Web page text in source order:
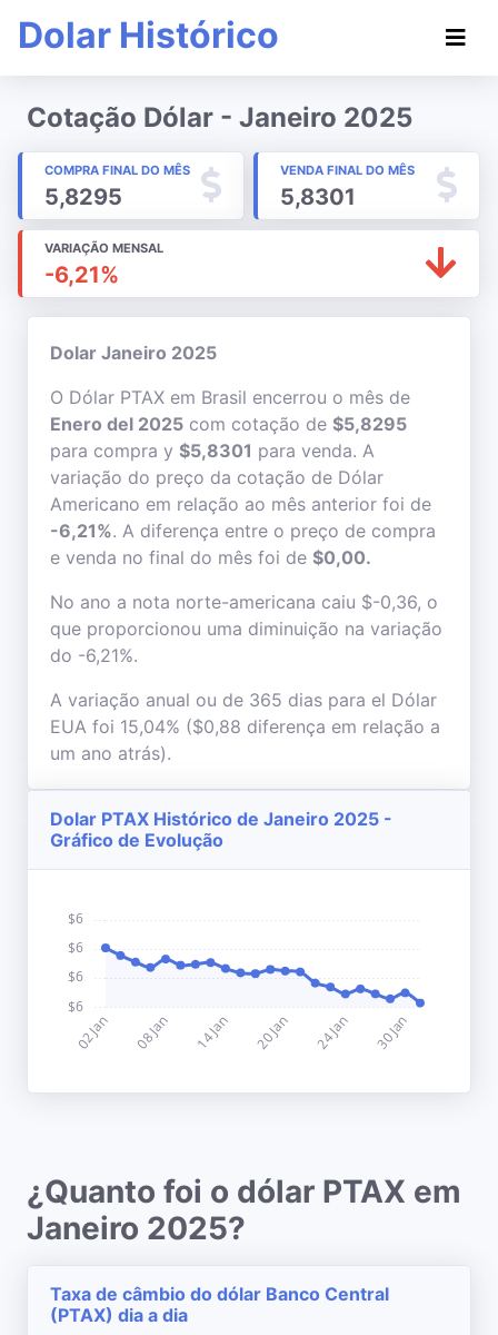
Dolar Histórico
Cotação Dólar - Janeiro 2025
COMPRA FINAL DO MÊS
5,8295
VENDA FINAL DO MÊS
5,8301
VARIAÇÃO MENSAL
-6,21%
Dolar Janeiro 2025
O Dólar PTAX em Brasil encerrou o mês de
Enero del 2025 com cotação de $5,8295
para compra y $5,8301 para venda. A
variação do preço da cotação de Dólar
Americano em relação ao mês anterior foi de
-6,21%. A diferença entre o preço de compra
e venda no final do mês foi de $0,00.
No ano a nota norte-americana caiu $-0,36, o
que proporcionou uma diminuição na variação
do -6,21%.
A variação anual ou de 365 dias para el Dólar
EUA foi 15,04% ($0,88 diferença em relação a
um ano atrás).
Dolar PTAX Histórico de Janeiro 2025 -
Gráfico de Evolução
¿Quanto foi o dólar PTAX em
Janeiro 2025?
Taxa de câmbio do dólar Banco Central
(PTAX) dia a dia